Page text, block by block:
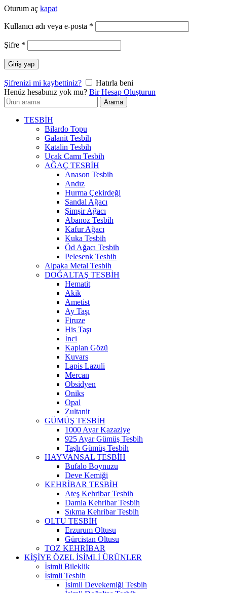
Oturum aç kapat
Kullanıcı adı veya e-posta *
Şifre *
Giriş yap
Şifrenizi mi kaybettiniz?
Hatırla beni
Henüz hesabınız yok mu? Bir Hesap Oluşturun
Arayın:
Arama
TESBİH
Bilardo Topu
Galanit Tesbih
Katalin Tesbih
Uçak Camı Tesbih
AĞAÇ TESBİH
Anason Tesbih
Andız
Hurma Çekirdeği
Sandal Ağacı
Şimşir Ağacı
Abanoz Tesbih
Kafur Ağacı
Kuka Tesbih
Öd Ağacı Tesbih
Pelesenk Tesbih
Alpaka Metal Tesbih
DOĞALTAŞ TESBİH
Hematit
Akik
Ametist
Ay Taşı
Firuze
His Taşı
İnci
Kaplan Gözü
Kuvars
Lapis Lazuli
Mercan
Obsidyen
Oniks
Opal
Zultanit
GÜMÜŞ TESBİH
1000 Ayar Kazaziye
925 Ayar Gümüş Tesbih
Taşlı Gümüş Tesbih
HAYVANSAL TESBİH
Bufalo Boynuzu
Deve Kemiği
KEHRİBAR TESBİH
Ateş Kehribar Tesbih
Damla Kehribar Tesbih
Sıkma Kehribar Tesbih
OLTU TESBİH
Erzurum Oltusu
Gürcistan Oltusu
TOZ KEHRİBAR
KİŞİYE ÖZEL İSİMLİ ÜRÜNLER
İsimli Bileklik
İsimli Tesbih
İsimli Devekemiği Tesbih